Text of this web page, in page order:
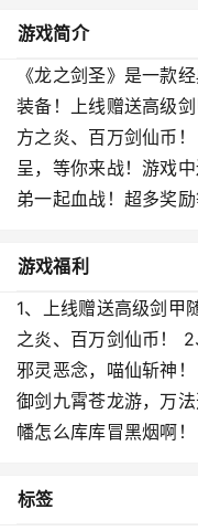
游戏简介
《龙之剑圣》是一款
装备！上线赠送高级
方之炎、百万剑仙币
呈，等你来战！游戏
弟一起血战！超多奖励
游戏福利
1、上线赠送高级剑甲
之炎、百万剑仙币！
邪灵恶念，喵仙斩神
御剑九霄苍龙游，万
幡怎么库库冒黑烟啊！
标签